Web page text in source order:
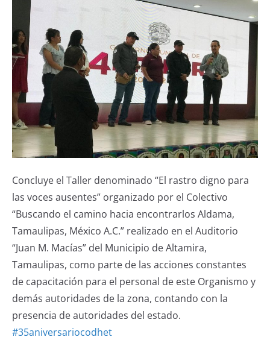
Concluye el Taller denominado “El rastro digno para
las voces ausentes” organizado por el Colectivo
“Buscando el camino hacia encontrarlos Aldama,
Tamaulipas, México A.C.” realizado en el Auditorio
“Juan M. Macías” del Municipio de Altamira,
Tamaulipas, como parte de las acciones constantes
de capacitación para el personal de este Organismo y
demás autoridades de la zona, contando con la
presencia de autoridades del estado.
#35aniversariocodhet